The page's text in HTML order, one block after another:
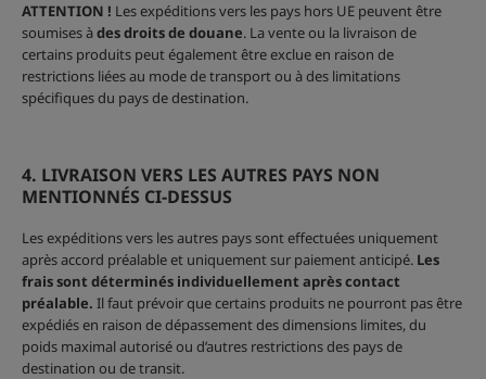
ATTENTION ! Les expéditions vers les pays hors UE peuvent être
soumises àdes droits de douane. La vente ou la livraison de
certains produits peut également être exclue en raison de
restrictions liées au mode de transport ou à des limitations
spécifiques du pays de destination.
4. LIVRAISON VERS LES AUTRES PAYS NON
MENTIONNÉS CI-DESSUS
Les expéditions vers les autres pays sont effectuées uniquement
après accord préalable et uniquement sur paiement anticipé. Les
frais sont déterminés individuellement après contact
préalable. Il faut prévoir que certains produits ne pourront pas être
expédiés en raison de dépassement des dimensions limites, du
poids maximal autorisé ou d’autres restrictions des pays de
destination ou de transit.